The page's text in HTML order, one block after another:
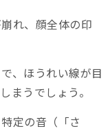
れ、顔全体の印
、ほうれい線が目
まうでしょう。
定の音（「さ